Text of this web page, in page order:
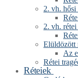
2. vh. hősi
2. vh.
Elüldözött
Az
Rétei
Réteiek